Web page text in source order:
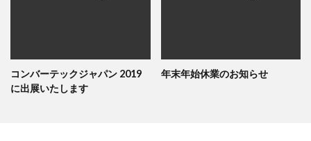
コンバーテックジャパン 2019
に出展いたします
年末年始休業のお知らせ